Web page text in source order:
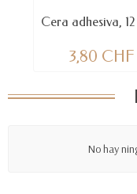
Cera adhesiva,
3,80 CHF
No hay